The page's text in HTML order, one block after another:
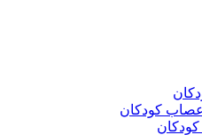
کودکان